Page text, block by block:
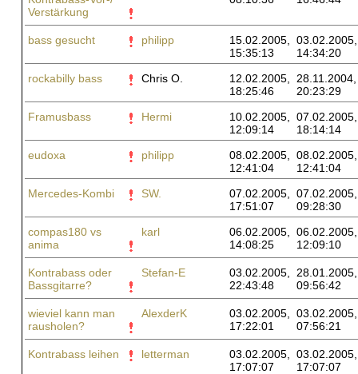
Verstärkung
bass gesucht philipp
15.02.2005,
15:35:13
03.02.2005,
14:34:20
rockabilly bass
Chris O.
12.02.2005,
18:25:46
28.11.2004,
20:23:29
Framusbass
Hermi
10.02.2005,
12:09:14
07.02.2005,
18:14:14
eudoxa
philipp
08.02.2005,
12:41:04
08.02.2005,
12:41:04
Mercedes-Kombi
SW.
07.02.2005,
17:51:07
07.02.2005,
09:28:30
compas180 vs
anima
karl
06.02.2005,
14:08:25
06.02.2005,
12:09:10
Kontrabass oder
Bassgitarre?
Stefan-E
03.02.2005,
22:43:48
28.01.2005,
09:56:42
wieviel kann man
rausholen?
AlexderK
03.02.2005,
17:22:01
03.02.2005,
07:56:21
Kontrabass leihen letterman
03.02.2005,
17:07:07
03.02.2005,
17:07:07